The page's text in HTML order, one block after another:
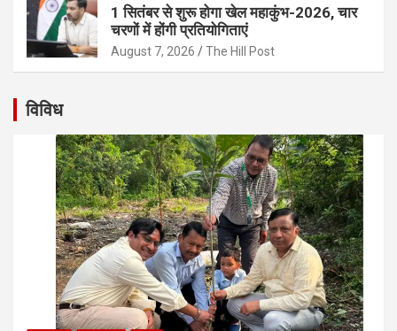
1 सितंबर से शुरू होगा खेल महाकुंभ-2026, चार
चरणों में होंगी प्रतियोगिताएं
August 7, 2026 The Hill Post
विविध